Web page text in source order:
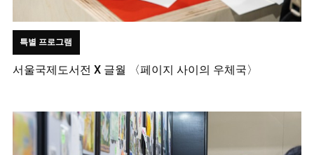
특별 프로그램
서울국제도서전 X 글월 〈페이지 사이의 우체국〉